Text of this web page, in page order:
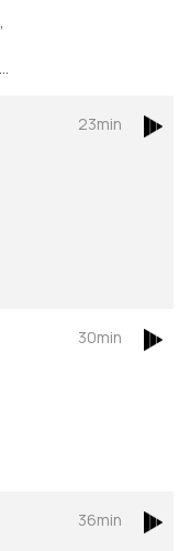
23min
30min
36min